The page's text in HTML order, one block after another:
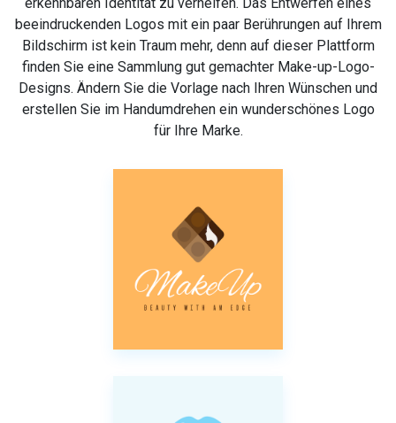
beeindruckenden Logos mit ein paar Berührungen auf Ihrem
Bildschirm ist kein Traum mehr, denn auf dieser Plattform
finden Sie eine Sammlung gut gemachter Make-up-Logo-
Designs. Ändern Sie die Vorlage nach Ihren Wünschen und
erstellen Sie im Handumdrehen ein wunderschönes Logo
für Ihre Marke.